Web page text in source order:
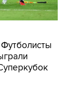
Футболисты